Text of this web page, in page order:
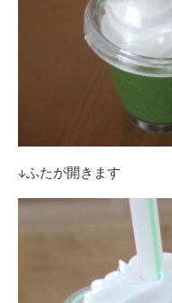
↓ふたが開きます